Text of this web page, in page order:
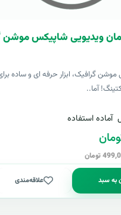
موشن گرافیک، ابزار حرفه ای و ساده
آما..
آماده استفاده
به سبد علاقه‌مندی